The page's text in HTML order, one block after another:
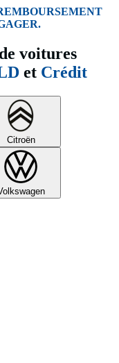
voitures
et Crédit
Citroën